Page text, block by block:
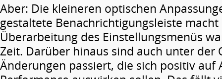
Aber: Die kleineren optischen
gestaltete Benachrichtigungsleiste
Überarbeitung des Einstellungsmenüs
Zeit. Darüber hinaus sind auch unter der
Änderungen passiert, die sich positiv auf